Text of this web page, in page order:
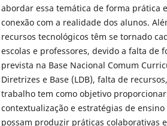
abordar essa temática de forma prática
conexão com a realidade dos alunos.
recursos tecnológicos têm se tornado
escolas e professores, devido a falta de
prevista na Base Nacional Comum
Diretrizes e Base (LDB), falta de
trabalho tem como objetivo
contextualização e estratégias de
possam produzir práticas colaborativas